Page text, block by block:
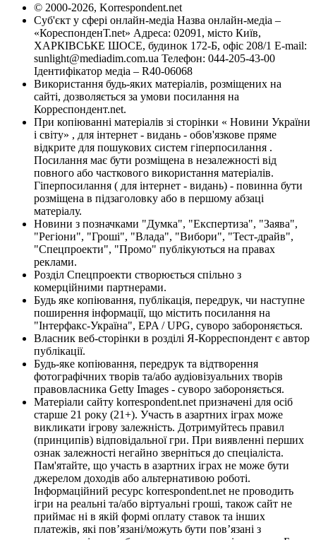
© 2000-2026, Korrespondent.net
Суб'єкт у сфері онлайн-медіа Назва онлайн-медіа –
«КореспонденТ.net» Адреса: 02091, місто Київ,
ХАРКІВСЬКЕ ШОСЕ, будинок 172-Б, офіс 208/1 E-mail:
sunlight@mediadim.com.ua Телефон: 044-205-43-00
Ідентифікатор медіа – R40-06068
Використання будь-яких матеріалів, розміщених на
сайті, дозволяється за умови посилання на
Корреспондент.net.
При копіюванні матеріалів зі сторінки « Новини України
і світу» , для інтернет - видань - обов'язкове пряме
відкрите для пошукових систем гіперпосилання .
Посилання має бути розміщена в незалежності від
повного або часткового використання матеріалів.
Гіперпосилання ( для інтернет - видань) - повинна бути
розміщена в підзаголовку або в першому абзаці
матеріалу.
Новини з позначками "Думка", "Експертиза", "Заява",
"Регіони", "Гроші", "Влада", "Вибори", "Тест-драйв",
"Спецпроекти", "Промо" публікуються на правах
реклами.
Розділ Спецпроекти створюється спільно з
комерційними партнерами.
Будь яке копіювання, публікація, передрук, чи наступне
поширення інформації, що містить посилання на
"Інтерфакс-Україна", EPA / UPG, суворо забороняється.
Власник веб-сторінки в розділі Я-Корреспондент є автор
публікації.
Будь-яке копіювання, передрук та відтворення
фотографічних творів та/або аудіовізуальних творів
правовласника Getty Images - суворо забороняється.
Матеріали сайту korrespondent.net призначені для осіб
старше 21 року (21+). Участь в азартних іграх може
викликати ігрову залежність. Дотримуйтесь правил
(принципів) відповідальної гри. При виявленні перших
ознак залежності негайно зверніться до спеціаліста.
Пам'ятайте, що участь в азартних іграх не може бути
джерелом доходів або альтернативою роботі.
Інформаційний ресурс korrespondent.net не проводить
ігри на реальні та/або віртуальні гроші, також сайт не
приймає ні в якій формі оплату ставок та інших
платежів, які пов’язані/можуть бути пов’язані з